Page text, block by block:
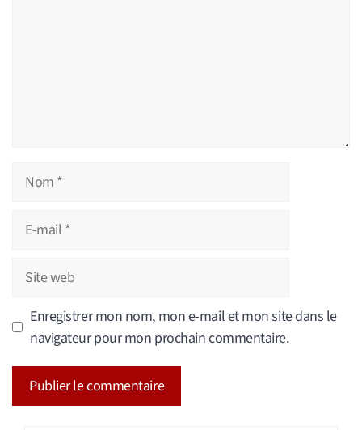
Nom
Site
web
Enregistrer mon nom, mon e-mail et mon site dans le
navigateur pour mon prochain commentaire.